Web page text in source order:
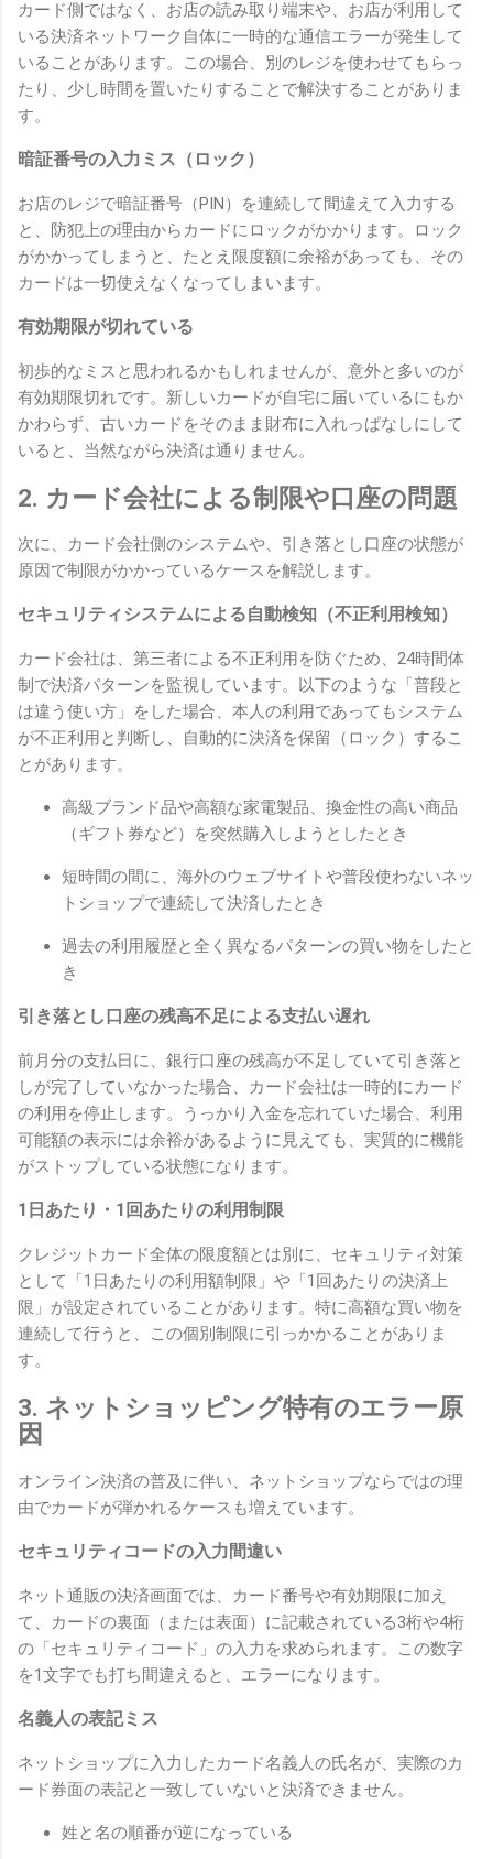
カード側ではなく、お店の読み取り端末や、お店が利用して
いる決済ネットワーク自体に一時的な通信エラーが発生して
いることがあります。この場合、別のレジを使わせてもらっ
たり、少し時間を置いたりすることで解決することがありま
す。
暗証番号の入力ミス（ロック）
お店のレジで暗証番号（PIN）を連続して間違えて入力する
と、防犯上の理由からカードにロックがかかります。ロック
がかかってしまうと、たとえ限度額に余裕があっても、その
カードは一切使えなくなってしまいます。
有効期限が切れている
初歩的なミスと思われるかもしれませんが、意外と多いのが
有効期限切れです。新しいカードが自宅に届いているにもか
かわらず、古いカードをそのまま財布に入れっぱなしにして
いると、当然ながら決済は通りません。
2. カード会社による制限や口座の問題
次に、カード会社側のシステムや、引き落とし口座の状態が
原因で制限がかかっているケースを解説します。
セキュリティシステムによる自動検知（不正利用検知）
カード会社は、第三者による不正利用を防ぐため、24時間体
制で決済パターンを監視しています。以下のような「普段と
は違う使い方」をした場合、本人の利用であってもシステム
が不正利用と判断し、自動的に決済を保留（ロック）するこ
とがあります。
高級ブランド品や高額な家電製品、換金性の高い商品
（ギフト券など）を突然購入しようとしたとき
短時間の間に、海外のウェブサイトや普段使わないネッ
トショップで連続して決済したとき
過去の利用履歴と全く異なるパターンの買い物をしたと
き
引き落とし口座の残高不足による支払い遅れ
前月分の支払日に、銀行口座の残高が不足していて引き落と
しが完了していなかった場合、カード会社は一時的にカード
の利用を停止します。うっかり入金を忘れていた場合、利用
可能額の表示には余裕があるように見えても、実質的に機能
がストップしている状態になります。
1日あたり・1回あたりの利用制限
クレジットカード全体の限度額とは別に、セキュリティ対策
として「1日あたりの利用額制限」や「1回あたりの決済上
限」が設定されていることがあります。特に高額な買い物を
連続して行うと、この個別制限に引っかかることがありま
す。
3. ネットショッピング特有のエラー原
因
オンライン決済の普及に伴い、ネットショップならではの理
由でカードが弾かれるケースも増えています。
セキュリティコードの入力間違い
ネット通販の決済画面では、カード番号や有効期限に加え
て、カードの裏面（または表面）に記載されている3桁や4桁
の「セキュリティコード」の入力を求められます。この数字
を1文字でも打ち間違えると、エラーになります。
名義人の表記ミス
ネットショップに入力したカード名義人の氏名が、実際のカ
ード券面の表記と一致していないと決済できません。
姓と名の順番が逆になっている